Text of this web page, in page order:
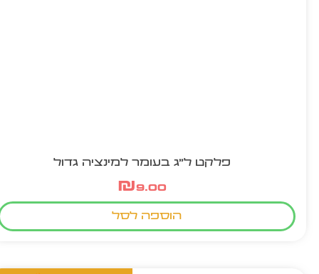
פלקט ל"ג בעומר למינציה גדול
₪9.00
הוספה לסל